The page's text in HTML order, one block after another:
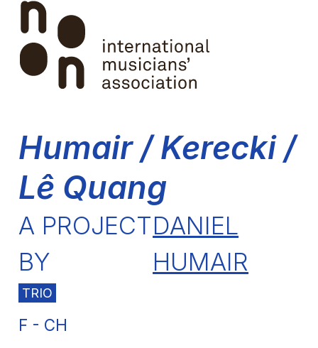
content
Open
mobile
menu
Close
mobile
menu
Humair / Kerecki /
Lê Quang
A PROJECT
BY
DANIEL
HUMAIR
TRIO
F - CH